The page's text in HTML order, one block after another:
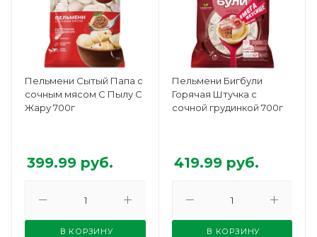
Пельмени Сытый Папа с
сочным мясом С Пылу С
Жару 700г
399.99 руб.
В КОРЗИНУ
Пельмени Бигбули
Горячая Штучка с
сочной грудинкой 700г
419.99руб.
В КОРЗИНУ